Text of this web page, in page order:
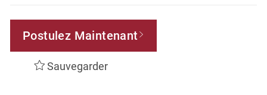
Postulez Maintenant
Sauvegarder